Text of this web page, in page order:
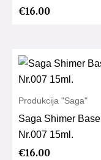
€16.00
Produkcija "Saga"
Saga Shimer Base
Nr.007 15ml.
€16.00